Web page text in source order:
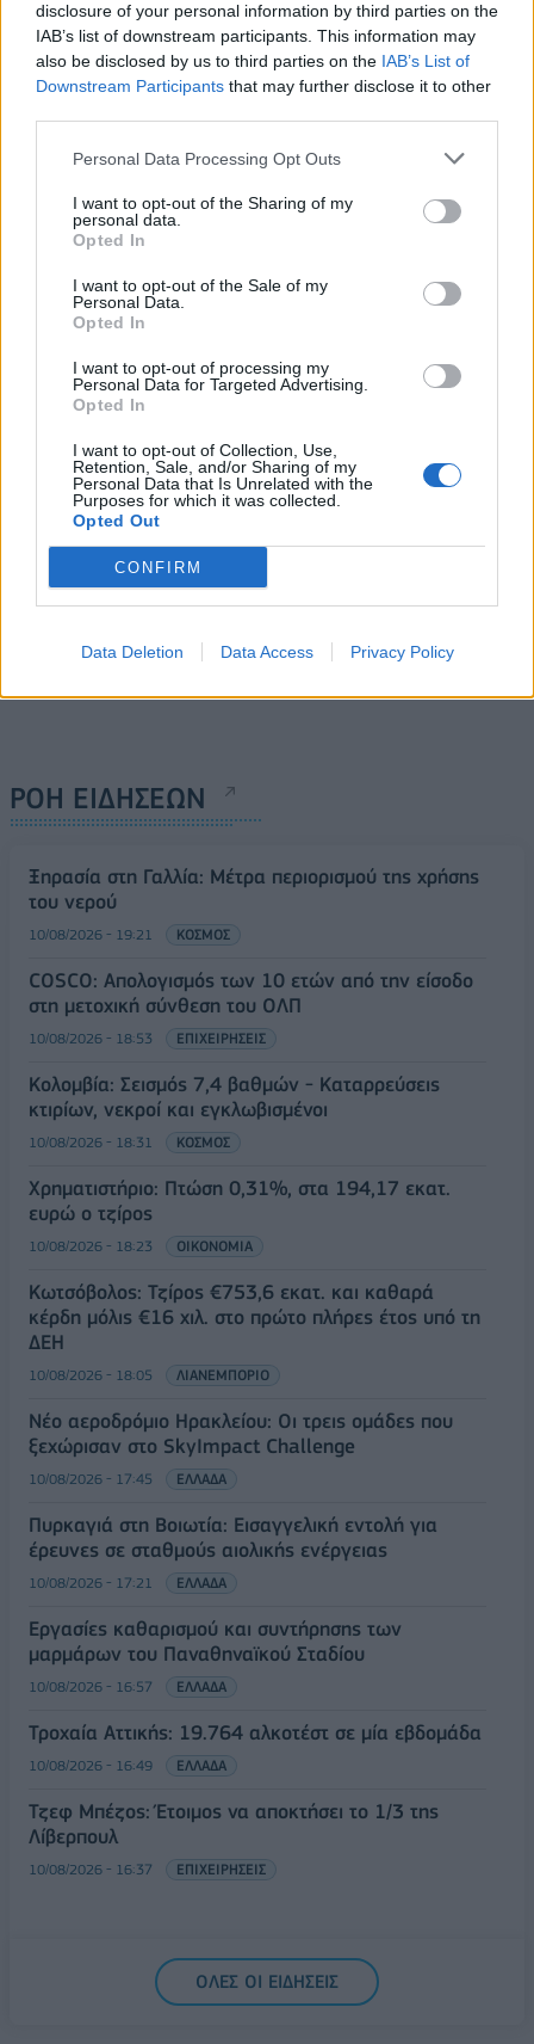
disclosure of your personal information by third parties on the
IAB’s list of downstream participants. This information may
also be disclosed by us to third parties on the IAB’s List of
Downstream Participants that may further disclose it to other
Personal Data Processing Opt Outs
I want to opt-out of the Sharing of my
personal data.
Opted In
I want to opt-out of the Sale of my
Personal Data.
Opted In
I want to opt-out of processing my
Personal Data for Targeted Advertising.
Opted In
I want to opt-out of Collection, Use,
Retention, Sale, and/or Sharing of my
Personal Data that Is Unrelated with the
Purposes for which it was collected.
Opted Out
CONFIRM
Data Deletion Data Access Privacy Policy
ΠΕΡΙΣΣΌΤΕΡΑ ΣΕ ΑΥΤΉ ΤΗΝ ΚΑΤΗΓΟΡΊΑ
Rui Da Silva: Νέος Country
Manager της Foundever
για την Ελλάδα
29/06/2026 - 14:07
Παναγιώτης Τσινάβος (Κρι
βραβείο «Χρυσός
Αλέξανδρος» από τον
30/06/2026 - 14:29
ΡΟΗ ΕΙΔΗΣΕΩΝ
Ξηρασία στη Γαλλία: Μέτρα περιορισμού της χρήσης
του νερού
10/08/2026 - 19:21 ΚΟΣΜΟΣ
COSCO: Απολογισμός των 10 ετών από την είσοδο
στη μετοχική σύνθεση του ΟΛΠ
10/08/2026 - 18:53 ΕΠΙΧΕΙΡΗΣΕΙΣ
Κολομβία: Σεισμός 7,4 βαθμών - Καταρρεύσεις
κτιρίων, νεκροί και εγκλωβισμένοι
10/08/2026 - 18:31 ΚΟΣΜΟΣ
Χρηματιστήριο: Πτώση 0,31%, στα 194,17 εκατ.
ευρώ ο τζίρος
10/08/2026 - 18:23 ΟΙΚΟΝΟΜΙΑ
Κωτσόβολος: Τζίρος €753,6 εκατ. και καθαρά
κέρδη μόλις €16 χιλ. στο πρώτο πλήρες έτος υπό τη
ΔΕΗ
10/08/2026 - 18:05 ΛΙΑΝΕΜΠΟΡΙΟ
Νέο αεροδρόμιο Ηρακλείου: Οι τρεις ομάδες που
ξεχώρισαν στο SkyImpact Challenge
10/08/2026 - 17:45 ΕΛΛΑΔΑ
Πυρκαγιά στη Βοιωτία: Εισαγγελική εντολή για
έρευνες σε σταθμούς αιολικής ενέργειας
10/08/2026 - 17:21 ΕΛΛΑΔΑ
Εργασίες καθαρισμού και συντήρησης των
μαρμάρων του Παναθηναϊκού Σταδίου
10/08/2026 - 16:57 ΕΛΛΑΔΑ
Τροχαία Αττικής: 19.764 αλκοτέστ σε μία εβδομάδα
10/08/2026 - 16:49 ΕΛΛΑΔΑ
Τζεφ Μπέζος: Έτοιμος να αποκτήσει το 1/3 της
Λίβερπουλ
10/08/2026 - 16:37 ΕΠΙΧΕΙΡΗΣΕΙΣ
ΟΛΕΣ ΟΙ ΕΙΔΗΣΕΙΣ